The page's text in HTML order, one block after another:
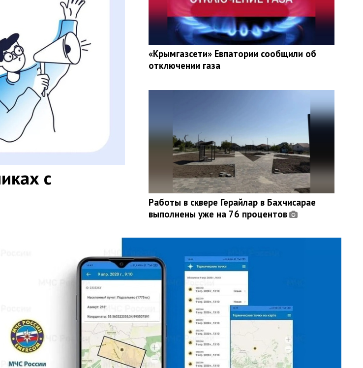
с
«Крымгазсети» Евпатории сообщили об
отключении газа
Работы в сквере Герайлар в Бахчисарае
выполнены уже на 76 процентов